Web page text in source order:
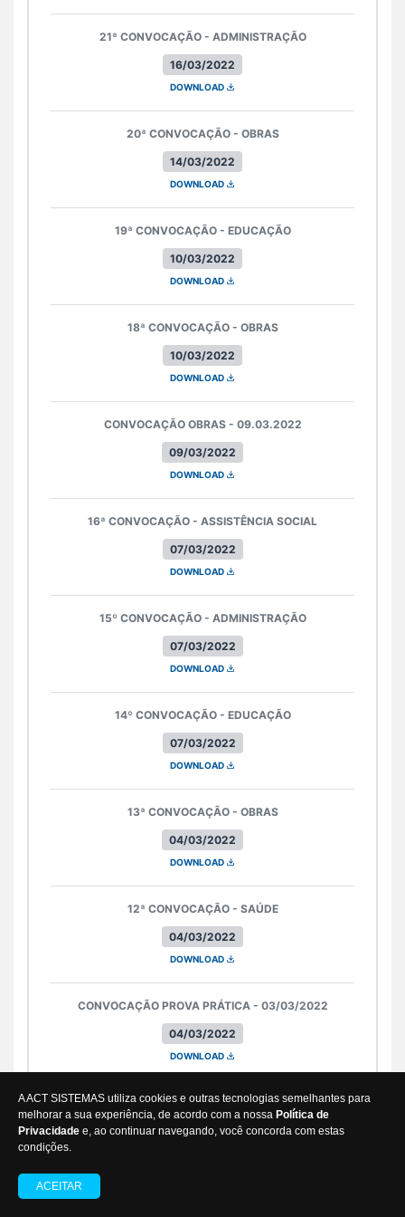
A ACT SISTEMAS utiliza cookies e outras tecnologias semelhantes para
melhorar a sua experiência, de acordo com a nossa Política de
Privacidade e, ao continuar navegando, você concorda com estas
condições.
ACEITAR
16/03/2022
21ª CONVOCAÇÃO - ADMINISTRAÇÃO
DOWNLOAD
14/03/2022
20ª CONVOCAÇÃO - OBRAS
DOWNLOAD
10/03/2022
19ª CONVOCAÇÃO - EDUCAÇÃO
DOWNLOAD
10/03/2022
18ª CONVOCAÇÃO - OBRAS
DOWNLOAD
09/03/2022
CONVOCAÇÃO OBRAS - 09.03.2022
DOWNLOAD
07/03/2022
16ª CONVOCAÇÃO - ASSISTÊNCIA SOCIAL
DOWNLOAD
07/03/2022
15º CONVOCAÇÃO - ADMINISTRAÇÃO
DOWNLOAD
07/03/2022
14º CONVOCAÇÃO - EDUCAÇÃO
DOWNLOAD
04/03/2022
13ª CONVOCAÇÃO - OBRAS
DOWNLOAD
04/03/2022
12ª CONVOCAÇÃO - SAÚDE
DOWNLOAD
04/03/2022
CONVOCAÇÃO PROVA PRÁTICA - 03/03/2022
DOWNLOAD
25/02/2022
CONVOCAÇÃO - SAÚDE 25/02/2022